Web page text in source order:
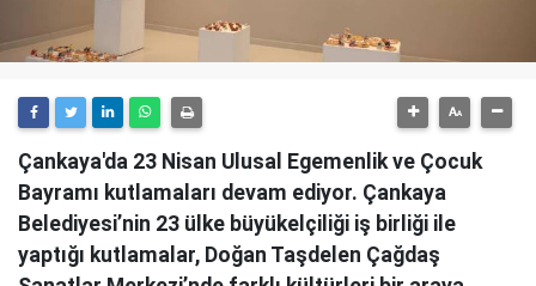
Çankaya'da 23 Nisan Ulusal Egemenlik ve Çocuk
Bayramı kutlamaları devam ediyor. Çankaya
Belediyesi’nin 23 ülke büyükelçiliği iş birliği ile
yaptığı kutlamalar, Doğan Taşdelen Çağdaş